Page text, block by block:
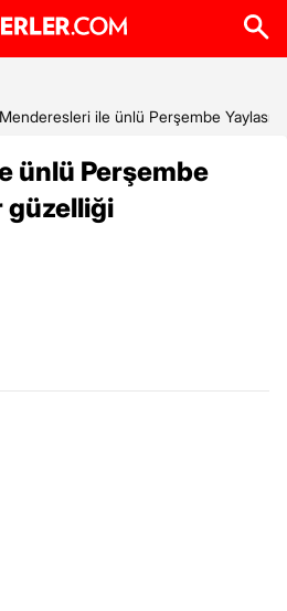
Menderesleri ile ünlü Perşembe
ünlü Perşembe
güzelliği